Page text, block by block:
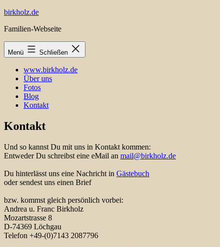
Zum
springen
birkholz.de
Familien-Webseite
Menü Schließen
www.birkholz.de
Über uns
Fotos
Blog
Kontakt
Kontakt
Und so kannst Du mit uns in Kontakt kommen:
Entweder Du schreibst eine eMail an mail@birkholz.de
Du hinterlässt uns eine Nachricht in Gästebuch
oder sendest uns einen Brief
bzw. kommst gleich persönlich vorbei:
Andrea u. Franc Birkholz
Mozartstrasse 8
D-74369 Löchgau
Telefon +49-(0)7143 2087796